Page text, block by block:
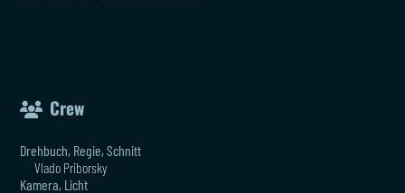
Crew
Drehbuch, Regie, Schnitt
Vlado Priborsky
Kamera, Licht